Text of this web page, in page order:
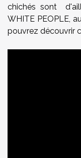
chichés sont
WHITE PEOPLE,
pouvrez découvrir